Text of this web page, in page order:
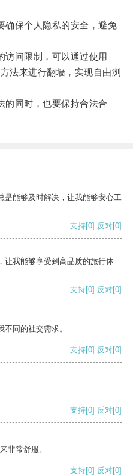
保个人隐私的安全，避免
问限制，可以通过使用
法来进行翻墙，实现自由浏
同时，也要保持合法合
是能够及时解决，让我能够安心工
支持[0] 反对[0]
让我能够享受到高品质的旅行体
支持[0] 反对[0]
同的社交需求。
支持[0] 反对[0]
支持[0] 反对[0]
非常舒服。
支持[0] 反对[0]